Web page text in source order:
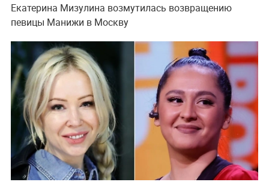
Екатерина Мизулина возмутилась возвращению
певицы Манижи в Москву